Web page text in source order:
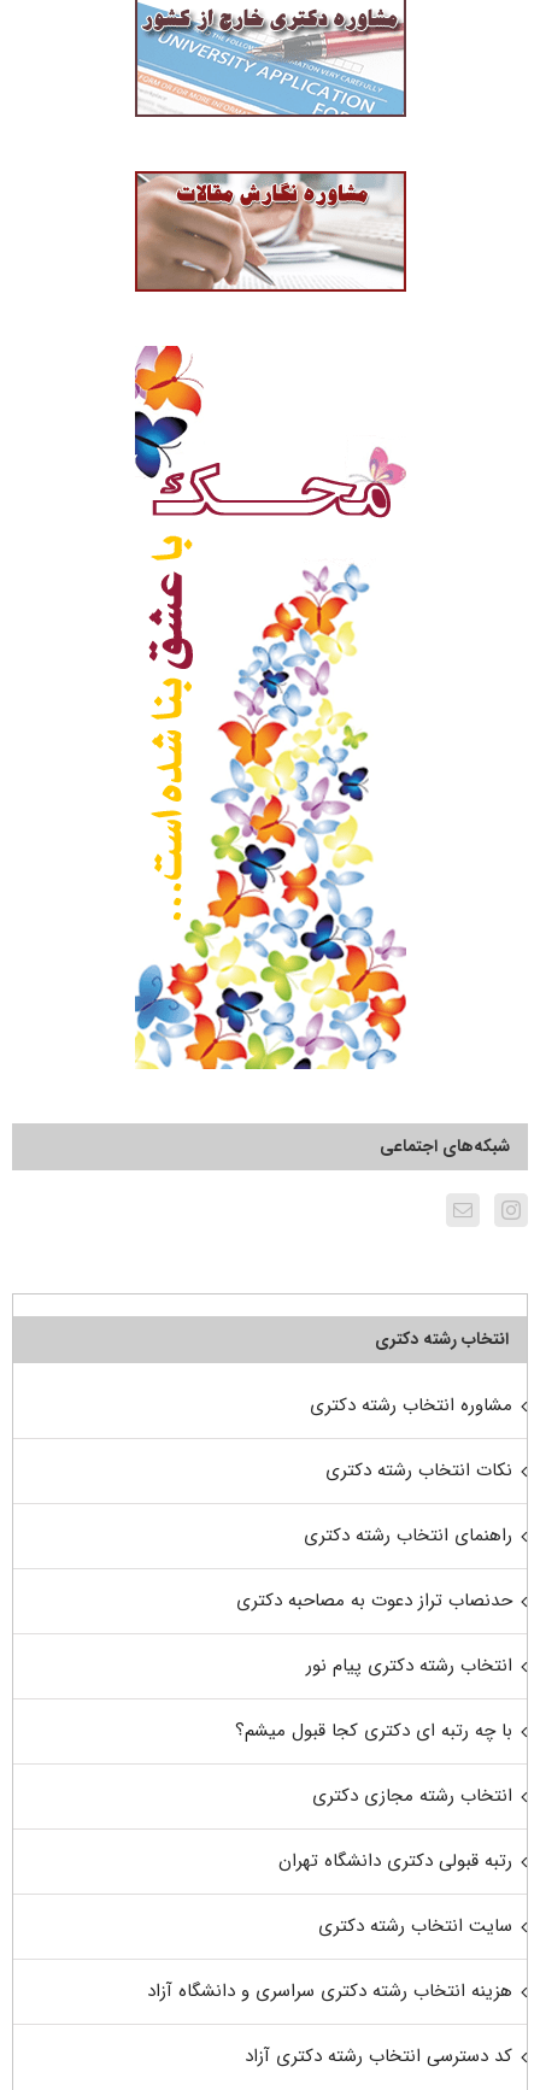
شبکه‌های اجتماعی
انتخاب رشته دکتری
مشاوره انتخاب رشته دکتری
نکات انتخاب رشته دکتری
راهنمای انتخاب رشته دکتری
حدنصاب تراز دعوت به مصاحبه دکتری
انتخاب رشته دکتری پیام نور
با چه رتبه ای دکتری کجا قبول میشم؟
انتخاب رشته مجازی دکتری
رتبه قبولی دکتری دانشگاه تهران
سایت انتخاب رشته دکتری
هزینه انتخاب رشته دکتری سراسری و دانشگاه آزاد
کد دسترسی انتخاب رشته دکتری آزاد